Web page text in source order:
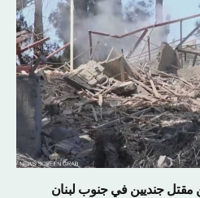
مقتل جنديين في جنوب لبنان